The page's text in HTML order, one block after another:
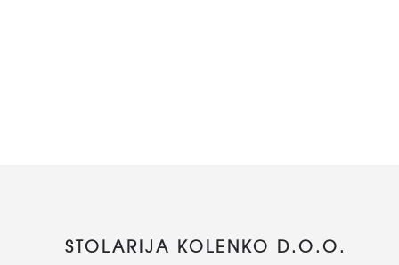
STOLARIJA KOLENKO D.O.O.